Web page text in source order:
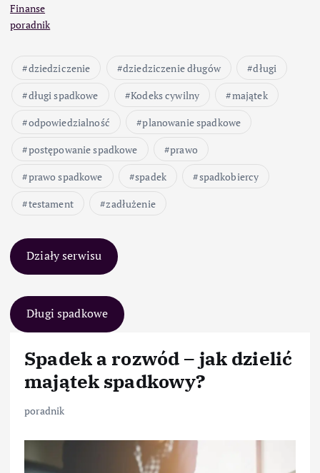
Finanse
poradnik
dziedziczenie dziedziczenie długów
długi
długi spadkowe
Kodeks cywilny
majątek
odpowiedzialność
planowanie spadkowe
postępowanie spadkowe
prawo
prawo spadkowe
spadek
spadkobiercy
testament
zadłużenie
Działy serwisu
Długi spadkowe
Spadek a rozwód – jak dzielić
majątek spadkowy?
poradnik